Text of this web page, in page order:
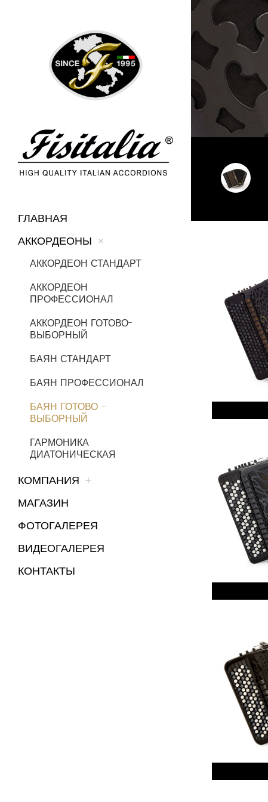
ГЛАВНАЯ
АККОРДЕОНЫ
АККОРДЕОН СТАНДАРТ
АККОРДЕОН
ПРОФЕССИОНАЛ
АККОРДЕОН ГОТОВО-
ВЫБОРНЫЙ
БАЯН СТАНДАРТ
БАЯН ПРОФЕССИОНАЛ
БАЯН ГОТОВО –
ВЫБОРНЫЙ
ГАРМОНИКА
ДИАТОНИЧЕСКАЯ
КОМПАНИЯ
МАГАЗИН
ФОТОГАЛЕРЕЯ
ВИДЕОГАЛЕРЕЯ
КОНТАКТЫ